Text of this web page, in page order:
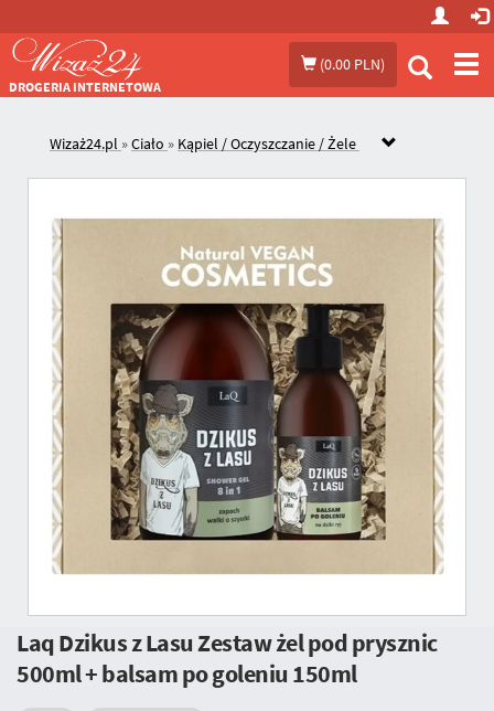
(0.00 PLN)
DROGERIA INTERNETOWA
Wizaż24.pl »Ciało » Kąpiel / Oczyszczanie / Żele
Laq Dzikus z Lasu Zestaw żel pod prysznic
500ml + balsam po goleniu 150ml